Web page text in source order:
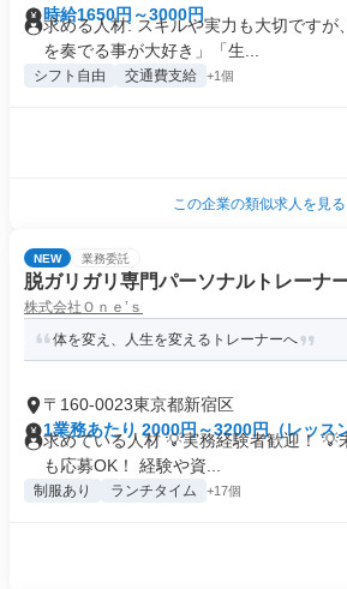
時給1650円～3000円
求める人材: スキルや実力も大切ですが
を奏でる事が大好き」「生...
シフト自由 交通費支給 +1個
この企業の類似求人を見る
NEW 業務委託
脱ガリガリ専門パーソナルトレーナ
株式会社Ｏｎｅ’ｓ
体を変え、人生を変えるトレーナーへ
〒160-0023東京都新宿区
1業務あたり 2000円～3200円（レッス
分）
求めている人材 💡実務経験者歓迎！ 💡
も応募OK！ 経験や資...
制服あり ランチタイム +17個